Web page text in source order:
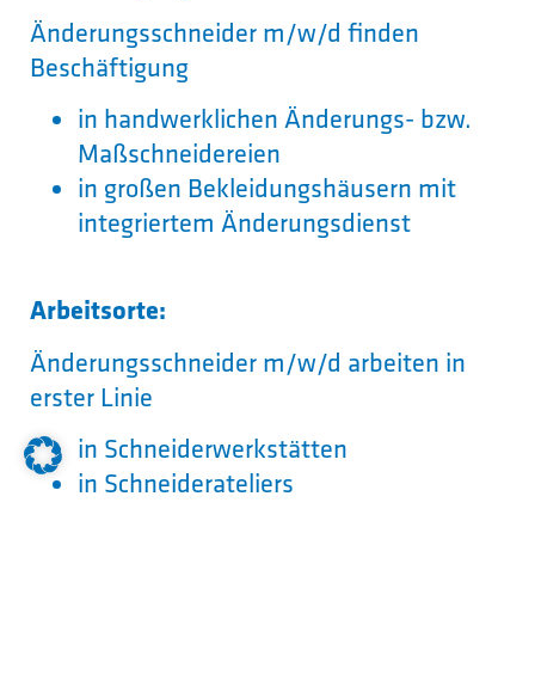
Änderungsschneider m/w/d finden
Beschäftigung
in handwerklichen Änderungs- bzw.
Maßschneidereien
in großen Bekleidungshäusern mit
integriertem Änderungsdienst
Arbeitsorte:
Änderungsschneider m/w/d arbeiten in
erster Linie
in Schneiderwerkstätten
in Schneiderateliers